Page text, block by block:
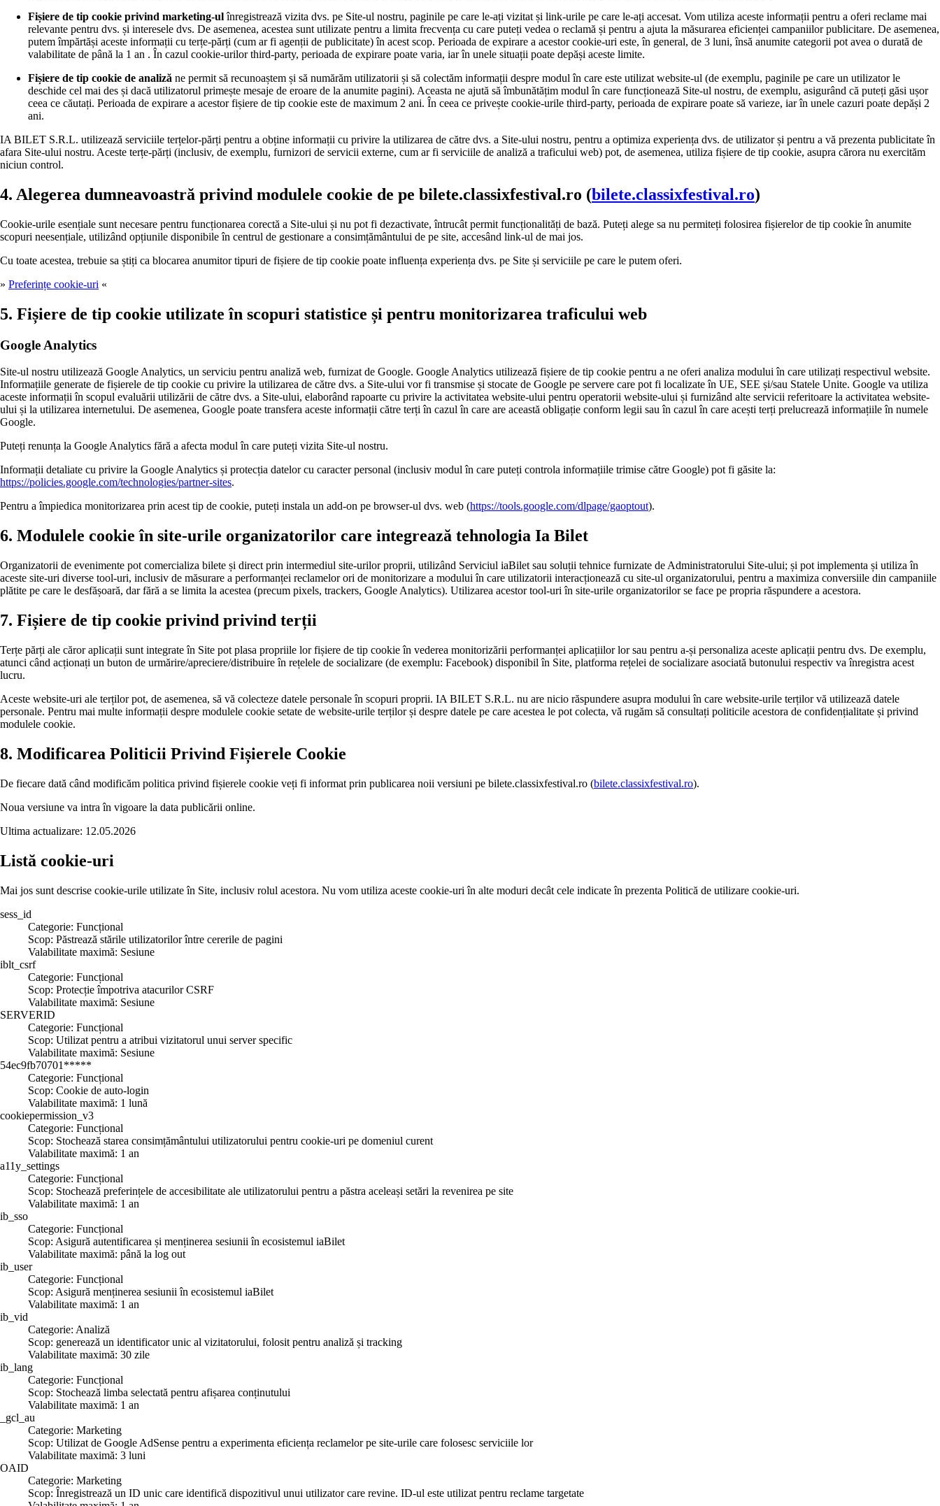
Fișiere de tip cookie privind marketing-ulînregistrează vizita dvs. pe Site-ul nostru, paginile pe care le-ați vizitat și link-urile pe care le-ați accesat. Vom utiliza aceste informații pentru a oferi reclame mai
relevante pentru dvs. și interesele dvs. De asemenea, acestea sunt utilizate pentru a limita frecvența cu care puteți vedea o reclamă și pentru a ajuta la măsurarea eficienței campaniilor publicitare. De asemenea,
putem împărtăși aceste informații cu terțe-părți (cum ar fi agenții de publicitate) în acest scop. Perioada de expirare a acestor cookie-uri este, în general, de 3 luni, însă anumite categorii pot avea o durată de
valabilitate de până la 1 an . În cazul cookie-urilor third-party, perioada de expirare poate varia, iar în unele situații poate depăși aceste limite.
Fișiere de tip cookie de analiză ne permit să recunoaștem și să numărăm utilizatorii și să colectăm informații despre modul în care este utilizat website-ul (de exemplu, paginile pe care un utilizator le
deschide cel mai des și dacă utilizatorul primește mesaje de eroare de la anumite pagini). Aceasta ne ajută să îmbunătățim modul în care funcționează Site-ul nostru, de exemplu, asigurând că puteți găsi ușor
ceea ce căutați. Perioada de expirare a acestor fișiere de tip cookie este de maximum 2 ani. În ceea ce privește cookie-urile third-party, perioada de expirare poate să varieze, iar în unele cazuri poate depăși 2
ani.
IA BILET S.R.L. utilizează serviciile terțelor-părți pentru a obține informații cu privire la utilizarea de către dvs. a Site-ului nostru, pentru a optimiza experiența dvs. de utilizator și pentru a vă prezenta publicitate în
afara Site-ului nostru. Aceste terțe-părți (inclusiv, de exemplu, furnizori de servicii externe, cum ar fi serviciile de analiză a traficului web) pot, de asemenea, utiliza fișiere de tip cookie, asupra cărora nu exercităm
niciun control.
4. Alegerea dumneavoastră privind modulele cookie de pe bilete.classixfestival.ro (bilete.classixfestival.ro)
Cookie-urile esențiale sunt necesare pentru funcționarea corectă a Site-ului și nu pot fi dezactivate, întrucât permit funcționalități de bază. Puteți alege sa nu permiteți folosirea fișierelor de tip cookie în anumite
scopuri neesențiale, utilizând opțiunile disponibile în centrul de gestionare a consimțământului de pe site, accesând link-ul de mai jos.
Cu toate acestea, trebuie sa știți ca blocarea anumitor tipuri de fișiere de tip cookie poate influența experiența dvs. pe Site și serviciile pe care le putem oferi.
» Preferințe cookie-uri «
5. Fișiere de tip cookie utilizate în scopuri statistice și pentru monitorizarea traficului web
Google Analytics
Site-ul nostru utilizează Google Analytics, un serviciu pentru analiză web, furnizat de Google. Google Analytics utilizează fișiere de tip cookie pentru a ne oferi analiza modului în care utilizați respectivul website.
Informațiile generate de fișierele de tip cookie cu privire la utilizarea de către dvs. a Site-ului vor fi transmise și stocate de Google pe servere care pot fi localizate în UE, SEE și/sau Statele Unite. Google va utiliza
aceste informații în scopul evaluării utilizării de către dvs. a Site-ului, elaborând rapoarte cu privire la activitatea website-ului pentru operatorii website-ului și furnizând alte servicii referitoare la activitatea website-
ului și la utilizarea internetului. De asemenea, Google poate transfera aceste informații către terți în cazul în care are această obligație conform legii sau în cazul în care acești terți prelucrează informațiile în numele
Google.
Puteți renunța la Google Analytics fără a afecta modul în care puteți vizita Site-ul nostru.
Informații detaliate cu privire la Google Analytics și protecția datelor cu caracter personal (inclusiv modul în care puteți controla informațiile trimise către Google) pot fi găsite la:
https://policies.google.com/technologies/partner-sites.
Pentru a împiedica monitorizarea prin acest tip de cookie, puteți instala un add-on pe browser-ul dvs. web (https://tools.google.com/dlpage/gaoptout).
6. Modulele cookie în site-urile organizatorilor care integrează tehnologia Ia Bilet
Organizatorii de evenimente pot comercializa bilete și direct prin intermediul site-urilor proprii, utilizând Serviciul iaBilet sau soluții tehnice furnizate de Administratorului Site-ului; și pot implementa și utiliza în
aceste site-uri diverse tool-uri, inclusiv de măsurare a performanței reclamelor ori de monitorizare a modului în care utilizatorii interacționează cu site-ul organizatorului, pentru a maximiza conversiile din campaniile
plătite pe care le desfășoară, dar fără a se limita la acestea (precum pixels, trackers, Google Analytics). Utilizarea acestor tool-uri în site-urile organizatorilor se face pe propria răspundere a acestora.
7. Fișiere de tip cookie privind privind terții
Terțe părți ale căror aplicații sunt integrate în Site pot plasa propriile lor fișiere de tip cookie în vederea monitorizării performanței aplicațiilor lor sau pentru a-și personaliza aceste aplicații pentru dvs. De exemplu,
atunci când acționați un buton de urmărire/apreciere/distribuire în rețelele de socializare (de exemplu: Facebook) disponibil în Site, platforma rețelei de socializare asociată butonului respectiv va înregistra acest
lucru.
Aceste website-uri ale terților pot, de asemenea, să vă colecteze datele personale în scopuri proprii. IA BILET S.R.L. nu are nicio răspundere asupra modului în care website-urile terților vă utilizează datele
personale. Pentru mai multe informații despre modulele cookie setate de website-urile terților și despre datele pe care acestea le pot colecta, vă rugăm să consultați politicile acestora de confidențialitate și privind
modulele cookie.
8. Modificarea Politicii Privind Fișierele Cookie
De fiecare dată când modificăm politica privind fișierele cookie veți fi informat prin publicarea noii versiuni pe bilete.classixfestival.ro (bilete.classixfestival.ro).
Noua versiune va intra în vigoare la data publicării online.
Ultima actualizare: 12.05.2026
Listă cookie-uri
Mai jos sunt descrise cookie-urile utilizate în Site, inclusiv rolul acestora. Nu vom utiliza aceste cookie-uri în alte moduri decât cele indicate în prezenta Politică de utilizare cookie-uri.
sess_id
Categorie: Funcțional
Scop: Păstrează stările utilizatorilor între cererile de pagini
Valabilitate maximă: Sesiune
iblt_csrf
Categorie: Funcțional
Scop: Protecție împotriva atacurilor CSRF
Valabilitate maximă: Sesiune
SERVERID
Categorie: Funcțional
Scop: Utilizat pentru a atribui vizitatorul unui server specific
Valabilitate maximă: Sesiune
54ec9fb70701*****
Categorie: Funcțional
Scop: Cookie de auto-login
Valabilitate maximă: 1 lună
cookiepermission_v3
Categorie: Funcțional
Scop: Stochează starea consimțământului utilizatorului pentru cookie-uri pe domeniul curent
Valabilitate maximă: 1 an
a11y_settings
Categorie: Funcțional
Scop: Stochează preferințele de accesibilitate ale utilizatorului pentru a păstra aceleași setări la revenirea pe site
Valabilitate maximă: 1 an
ib_sso
Categorie: Funcțional
Scop: Asigură autentificarea și menținerea sesiunii în ecosistemul iaBilet
Valabilitate maximă: până la log out
ib_user
Categorie: Funcțional
Scop: Asigură menținerea sesiunii în ecosistemul iaBilet
Valabilitate maximă: 1 an
ib_vid
Categorie: Analiză
Scop: generează un identificator unic al vizitatorului, folosit pentru analiză și tracking
Valabilitate maximă: 30 zile
ib_lang
Categorie: Funcțional
Scop: Stochează limba selectată pentru afișarea conținutului
Valabilitate maximă: 1 an
_gcl_au
Categorie: Marketing
Scop: Utilizat de Google AdSense pentru a experimenta eficiența reclamelor pe site-urile care folosesc serviciile lor
Valabilitate maximă: 3 luni
OAID
Categorie: Marketing
Scop: Înregistrează un ID unic care identifică dispozitivul unui utilizator care revine. ID-ul este utilizat pentru reclame targetate